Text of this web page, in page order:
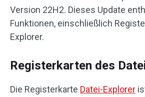
Version 22H2. Dieses Update
Funktionen, einschließlich
Explorer.
Registerkarten des
Die Registerkarte Datei-Explorer